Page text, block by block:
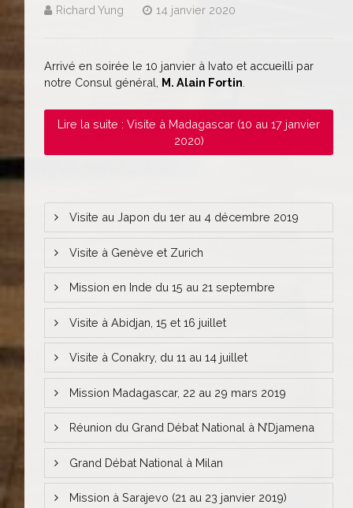
Richard Yung 14 janvier 2020
Arrivé en soirée le 10 janvier à Ivato et accueilli par
notre Consul général, M. Alain Fortin
Lire la suite : Visite à Madagascar (10 au 17 janvier
2020)
Visite au Japon du 1er au 4 décembre 2019
Visite à Genève et Zurich
Mission en Inde du 15 au 21 septembre
Visite à Abidjan, 15 et 16 juillet
Visite à Conakry, du 11 au 14 juillet
Mission Madagascar, 22 au 29 mars 2019
Réunion du Grand Débat National à N’Djamena
Grand Débat National à Milan
Mission à Sarajevo (21 au 23 janvier 2019)